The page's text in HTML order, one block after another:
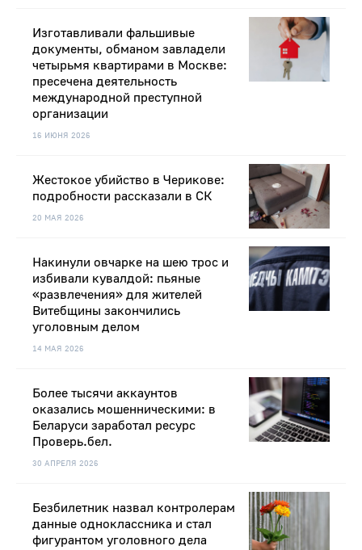
16 ИЮНЯ 2026
Изготавливали фальшивые
документы, обманом завладели
четырьмя квартирами в Москве:
пресечена деятельность
международной преступной
организации
20 МАЯ 2026
Жестокое убийство в Черикове:
подробности рассказали в СК
14 МАЯ 2026
Накинули овчарке на шею трос и
избивали кувалдой: пьяные
«развлечения» для жителей
Витебщины закончились
уголовным делом
30 АПРЕЛЯ 2026
Более тысячи аккаунтов
оказались мошенническими: в
Беларуси заработал ресурс
Проверь.бел.
Безбилетник назвал контролерам
данные одноклассника и стал
фигурантом уголовного дела